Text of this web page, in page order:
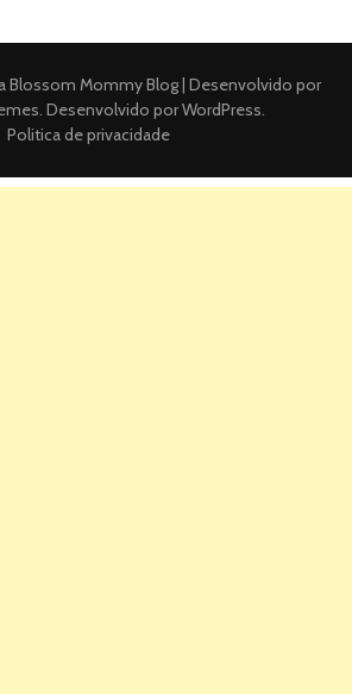
Blossom Mommy Blog | Desenvolvido por
. Desenvolvido porWordPress.
Politica de privacidade